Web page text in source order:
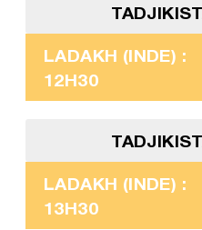
LADAKH (INDE) :
12H30
LADAKH (INDE) :
13H30